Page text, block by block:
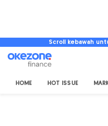
Scroll kebawah
HOME HOT ISSUE